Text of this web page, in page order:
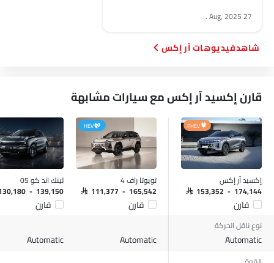
دعم المقعد القطني
حاملات الأكواب-أمامية
ضوء الجذع
قفل مركزي
أقفال أمان للأطفال
وسادة هوائية للسائق
وسادة هوائية للركاب
وسادة هوائية جانبية أمامية
أحزمة المقاعد الخلفية
تحذير حزام المقعد
مساعد المكابح
27 Aug, 2025
.
فيديوهات آر إكس
قارن إكسيد آر إكس مع سيارات مشابهة
PHEV
إكسيد آر إكس
SAR 153,352 - 174,144
قارن
HEV
تويوتا راف 4
SAR 111,377 - 165,542
قارن
لينك اند كو 05
130,180 - 139,150
قارن
نوع ناقل الحركة
Automatic
Automatic
Automatic